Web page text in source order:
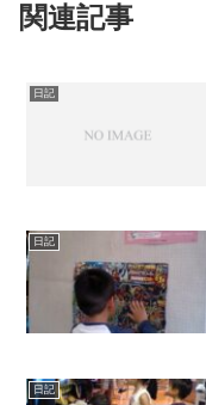
関連記事
日記
日記
日記